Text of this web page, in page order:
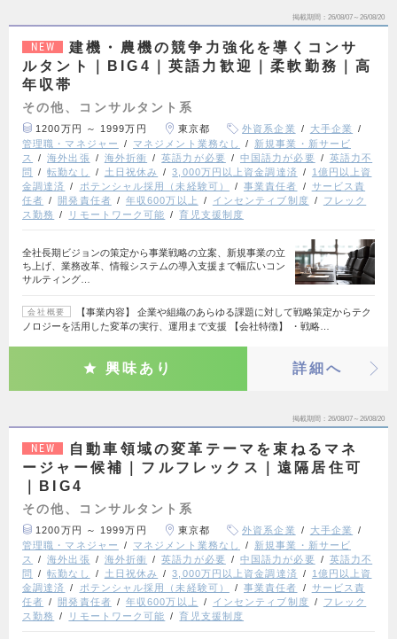
掲載期間 26/08/07～26/08/20
NEW
建機・農機の競争力強化を導くコンサ
ルタント｜BIG4｜英語力歓迎｜柔軟勤務｜高
年収帯
その他、コンサルタント系
1200万円 ～ 1999万円 東京都 外資系企業
大手企業
管理職・マネジャー
マネジメント業務なし
新規事業・新サービ
ス
海外出張 海外折衝 英語力が必要 中国語力が必要
英語力不
問
転勤なし 土日祝休み 3,000万円以上資金調達済
1億円以上資
金調達済
ポテンシャル採用（未経験可） 事業責任者
サービス責
任者
開発責任者 年収600万以上 インセンティブ制度
フレック
ス勤務
リモートワーク可能 育児支援制度
全社長期ビジョンの策定から事業戦略の立案、新規事業の立
ち上げ、業務改革、情報システムの導入支援まで幅広いコン
サルティング…
会社概要
【事業内容】 企業や組織のあらゆる課題に対して戦略策定からテク
ノロジーを活用した変革の実行、運用まで支援 【会社特徴】 ・戦略…
興味あり 詳細へ
掲載期間 26/08/07～26/08/20
NEW
自動車領域の変革テーマを束ねるマネ
ージャー候補｜フルフレックス｜遠隔居住可
｜BIG4
その他、コンサルタント系
1200万円 ～ 1999万円 東京都 外資系企業
大手企業
管理職・マネジャー
マネジメント業務なし
新規事業・新サービ
ス
海外出張 海外折衝 英語力が必要 中国語力が必要
英語力不
問
転勤なし 土日祝休み 3,000万円以上資金調達済
1億円以上資
金調達済
ポテンシャル採用（未経験可） 事業責任者
サービス責
任者
開発責任者 年収600万以上 インセンティブ制度
フレック
ス勤務
リモートワーク可能 育児支援制度